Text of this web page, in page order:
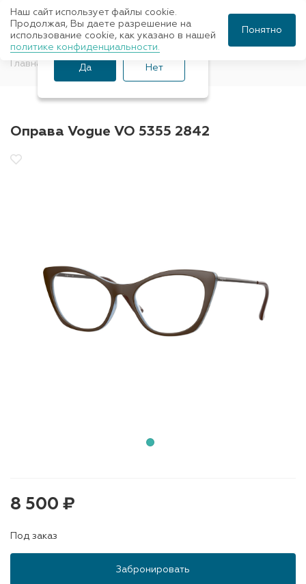
Главная Оправы для очков Vogue
Оправа Vogue VO 5355 2842
8 500 ₽
Под заказ
Забронировать
Ваш город Санкт-
Петербург?
Да Нет
Наш сайт использует файлы cookie.
Продолжая, Вы даете разрешение на
использование cookie, как указано в нашей
политике конфиденциальности.
Понятно